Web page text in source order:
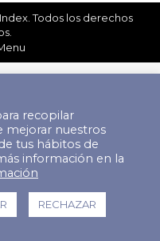
Todos los derechos
recopilar
mejorar nuestros
tus hábitos de
información en la
RECHAZAR